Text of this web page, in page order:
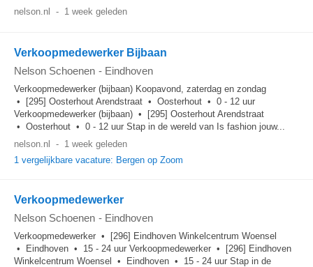
nelson.nl
- 1 week geleden
Verkoopmedewerker Bijbaan
Nelson Schoenen - Eindhoven
Verkoopmedewerker (bijbaan) Koopavond, zaterdag en zondag
• [295] Oosterhout Arendstraat • Oosterhout • 0 - 12 uur
Verkoopmedewerker (bijbaan) • [295] Oosterhout Arendstraat
• Oosterhout • 0 - 12 uur Stap in de wereld van Is fashion jouw...
nelson.nl
- 1 week geleden
1 vergelijkbare vacature: Bergen op Zoom
Verkoopmedewerker
Nelson Schoenen - Eindhoven
Verkoopmedewerker • [296] Eindhoven Winkelcentrum Woensel
• Eindhoven • 15 - 24 uur Verkoopmedewerker • [296] Eindhoven
Winkelcentrum Woensel • Eindhoven • 15 - 24 uur Stap in de